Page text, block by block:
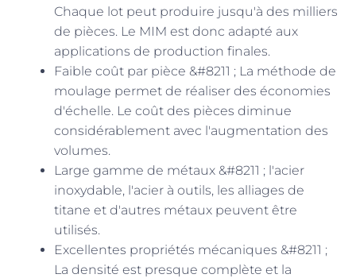
Chaque lot peut produire jusqu'à des milliers
de pièces. Le MIM est donc adapté aux
applications de production finales.
Faible coût par pièce &#8211 ; La méthode de
moulage permet de réaliser des économies
d'échelle. Le coût des pièces diminue
considérablement avec l'augmentation des
volumes.
Large gamme de métaux &#8211 ; l'acier
inoxydable, l'acier à outils, les alliages de
titane et d'autres métaux peuvent être
utilisés.
Excellentes propriétés mécaniques &#8211 ;
La densité est presque complète et la